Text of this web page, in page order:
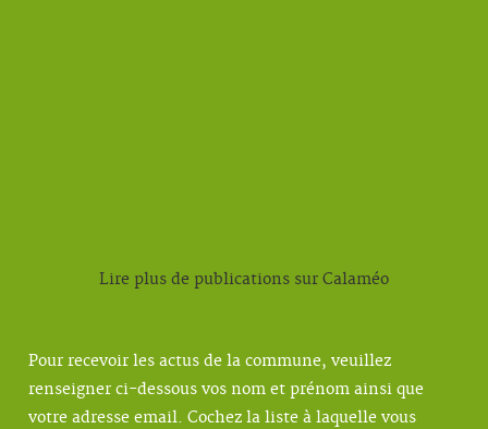
Lire plus de publications sur Calaméo
Pour recevoir les actus de la commune, veuillez
renseigner ci-dessous vos nom et prénom ainsi que
votre adresse email. Cochez la liste à laquelle vous